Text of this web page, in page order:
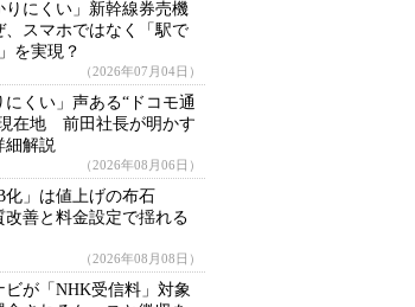
りにくい」新幹線券売機
スマホではなく「駅で
を実現？
（2026年07月04日）
にくい」声ある“ドコモ通
在地 前田社長が明かす
細解説
（2026年08月06日）
化」は値上げの布石
善と料金設定で揺れる
（2026年08月08日）
が「NHK受信料」対象